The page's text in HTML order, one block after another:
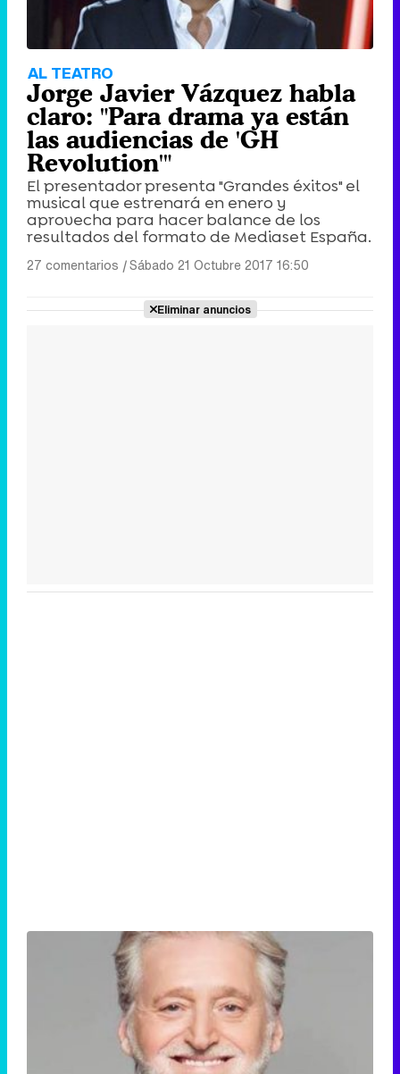
AL TEATRO
Jorge Javier Vázquez habla
claro: "Para drama ya están
las audiencias de 'GH
Revolution'"
El presentador presenta "Grandes éxitos" el
musical que estrenará en enero y
aprovecha para hacer balance de los
resultados del formato de Mediaset España.
27 comentarios |Sábado 21 Octubre 2017 16:50
Eliminar anuncios